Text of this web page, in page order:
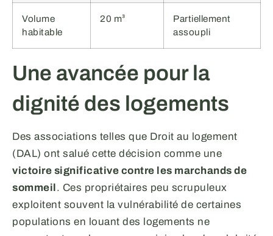
Volume
habitable
20 m³
Partiellement
assoupli
Une avancée pour la
dignité des logements
Des associations telles que Droit au logement
(DAL) ont salué cette décision comme une
victoire significative contre les marchands de
sommeil. Ces propriétaires peu scrupuleux
exploitent souvent la vulnérabilité de certaines
populations en louant des logements ne